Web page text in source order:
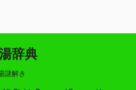
辞典
謎解き